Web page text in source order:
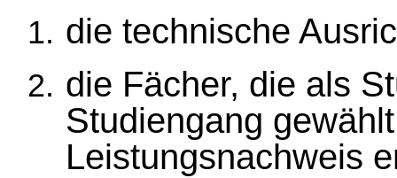
die technische
die Fächer, die als
Studiengang
Leistungsnachweis